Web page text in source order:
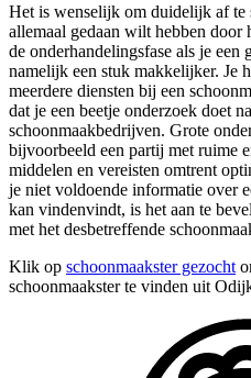
Het is wenselijk om duidelijk af
allemaal gedaan wilt hebben
de onderhandelingsfase als je een
namelijk een stuk makkelijker. Je
meerdere diensten bij een
dat je een beetje onderzoek doet
schoonmaakbedrijven. Grote
bijvoorbeeld een partij met ruime
middelen en vereisten omtrent
je niet voldoende informatie over
kan vindenvindt, is het aan te
met het desbetreffende
Klik op schoonmaakster gezocht
schoonmaakster te vinden uit